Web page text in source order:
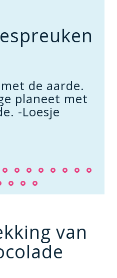
de aarde.
planeet met
-Loesje
van